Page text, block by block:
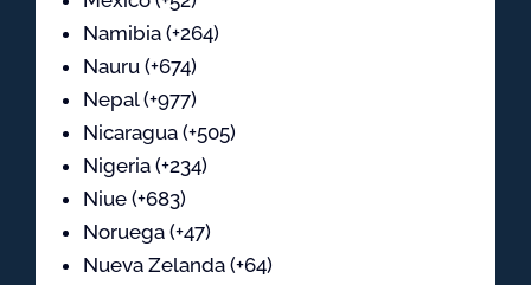
Namibia (+264)
Nauru (+674)
Nepal (+977)
Nicaragua (+505)
Nigeria (+234)
Niue (+683)
Noruega (+47)
Nueva Zelanda (+64)